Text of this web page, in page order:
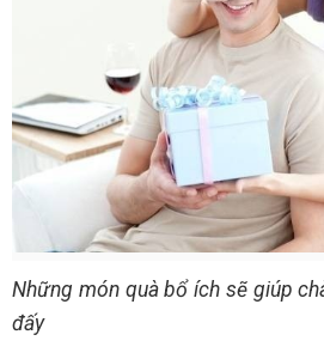
Những món quà bổ ích sẽ giúp
đấy